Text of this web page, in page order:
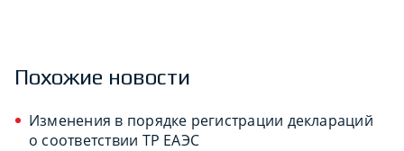
Похожие новости
Изменения в порядке регистрации деклараций
о соответствии ТР ЕАЭС